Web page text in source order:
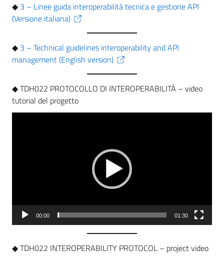
◆ 3 – Linee guida interoperabilità tecnica e gestione API
(Versione italiana)
◆ 3 – Technical guidelines interoperability and API
management (English version)
◆ TDH022 PROTOCOLLO DI INTEROPERABILITÀ – video
tutorial del progetto
Video
00:00 01:30
◆ TDH022 INTEROPERABILITY PROTOCOL – project video